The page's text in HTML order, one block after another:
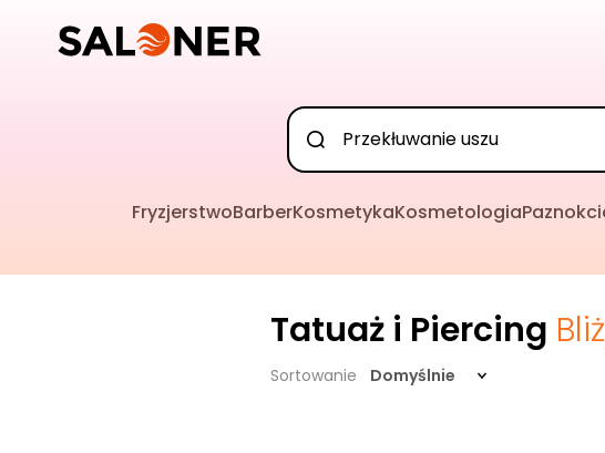
FryzjerstwoBarberKosmetykaKosmetologia
Tatuaż i Piercing
Sortowanie Domyślnie